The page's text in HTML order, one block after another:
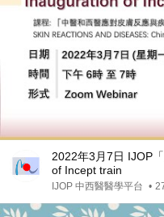
2022年3月7日 IJOP
of Incept train
IJOP 中西醫醫學平台 •